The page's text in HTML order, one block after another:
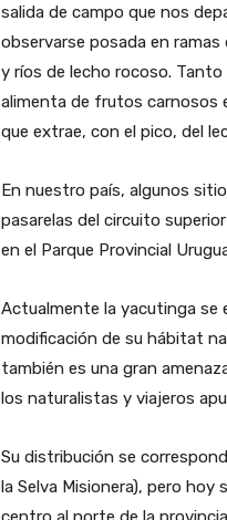
salida de campo que nos
observarse posada en
y ríos de lecho rocoso.
alimenta de frutos carnosos
que extrae, con el pico, del
En nuestro país, algunos
pasarelas del circuito
en el Parque Provincial
Actualmente la yacutinga se
modificación de su hábitat
también es una gran
los naturalistas y viajeros
Su distribución se
la Selva Misionera), pero